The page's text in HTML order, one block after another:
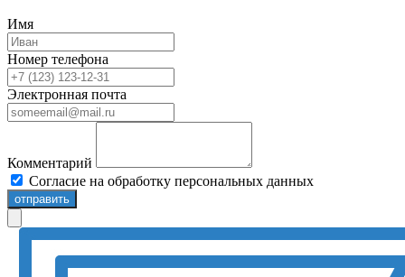
Имя
Номер телефона
Электронная почта
Комментарий
Согласие на обработку персональных данных
отправить